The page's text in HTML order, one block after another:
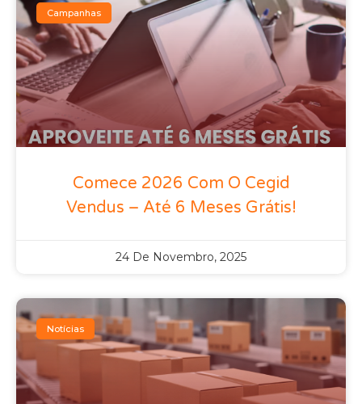
Campanhas
Comece 2026 Com O Cegid
Vendus – Até 6 Meses Grátis!
24 De Novembro, 2025
Notícias